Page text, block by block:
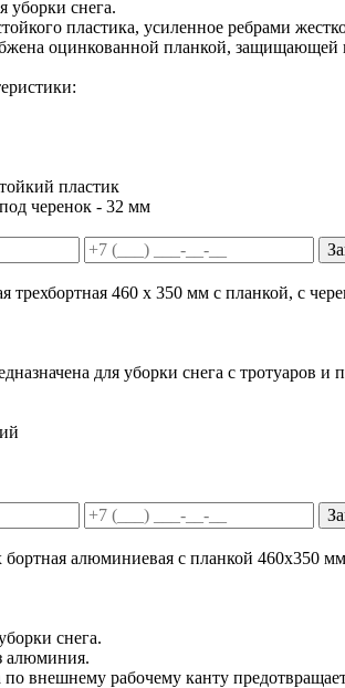
уборки снега.
пластика, усиленное ребрами
оцинкованной планкой,
пластик
черенок - 32 мм
трехбортная 460 х 350 мм с планкой, с
для уборки снега с тротуаров
бортная алюминиевая с планкой 460х350 мм
снега.
алюминия.
по внешнему рабочему канту